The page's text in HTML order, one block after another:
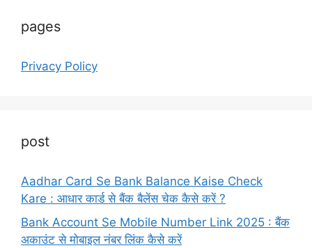
pages
Privacy Policy
post
Aadhar Card Se Bank Balance Kaise Check
Kare : आधार कार्ड से बैंक बैलेंस चेक कैसे करें ?
Bank Account Se Mobile Number Link 2025 : बैंक
अकाउंट से मोबाइल नंबर लिंक कैसे करें